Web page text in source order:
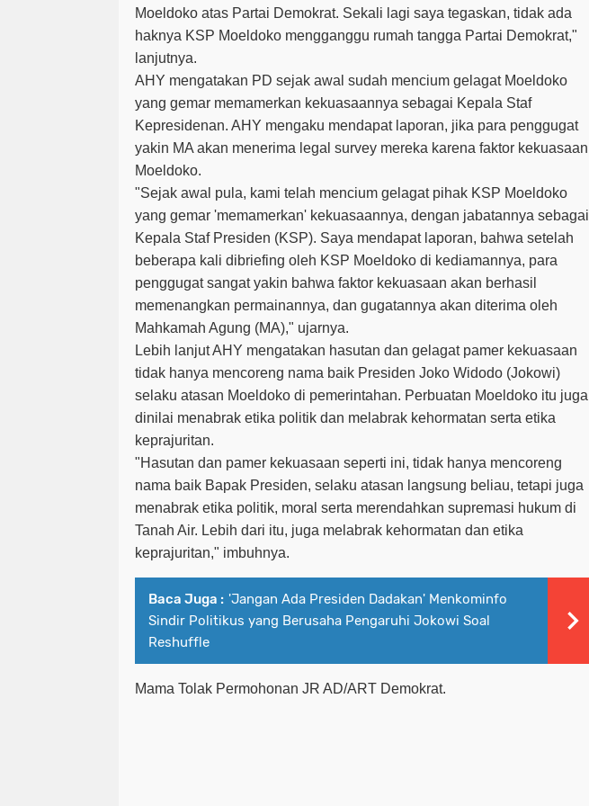
Moeldoko atas Partai Demokrat. Sekali lagi saya tegaskan, tidak ada
haknya KSP Moeldoko mengganggu rumah tangga Partai Demokrat,"
lanjutnya.
AHY mengatakan PD sejak awal sudah mencium gelagat Moeldoko
yang gemar memamerkan kekuasaannya sebagai Kepala Staf
Kepresidenan. AHY mengaku mendapat laporan, jika para penggugat
yakin MA akan menerima legal survey mereka karena faktor kekuasaan
Moeldoko.
"Sejak awal pula, kami telah mencium gelagat pihak KSP Moeldoko
yang gemar 'memamerkan' kekuasaannya, dengan jabatannya sebagai
Kepala Staf Presiden (KSP). Saya mendapat laporan, bahwa setelah
beberapa kali dibriefing oleh KSP Moeldoko di kediamannya, para
penggugat sangat yakin bahwa faktor kekuasaan akan berhasil
memenangkan permainannya, dan gugatannya akan diterima oleh
Mahkamah Agung (MA)," ujarnya.
Lebih lanjut AHY mengatakan hasutan dan gelagat pamer kekuasaan
tidak hanya mencoreng nama baik Presiden Joko Widodo (Jokowi)
selaku atasan Moeldoko di pemerintahan. Perbuatan Moeldoko itu juga
dinilai menabrak etika politik dan melabrak kehormatan serta etika
keprajuritan.
"Hasutan dan pamer kekuasaan seperti ini, tidak hanya mencoreng
nama baik Bapak Presiden, selaku atasan langsung beliau, tetapi juga
menabrak etika politik, moral serta merendahkan supremasi hukum di
Tanah Air. Lebih dari itu, juga melabrak kehormatan dan etika
keprajuritan," imbuhnya.
Baca Juga : 'Jangan Ada Presiden Dadakan' Menkominfo
Sindir Politikus yang Berusaha Pengaruhi Jokowi Soal
Reshuffle
Mama Tolak Permohonan JR AD/ART Demokrat.